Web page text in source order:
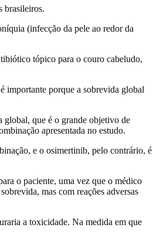
brasileiros.
(infecção da pele ao redor da
tópico para o couro cabeludo,
importante porque a sobrevida global
global, que é o grande objetivo de
apresentada no estudo.
e o osimertinib, pelo contrário, é
o paciente, uma vez que o médico
mas com reações adversas
a toxicidade. Na medida em que